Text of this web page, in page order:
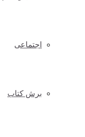
اجتماعی
برش کتاب